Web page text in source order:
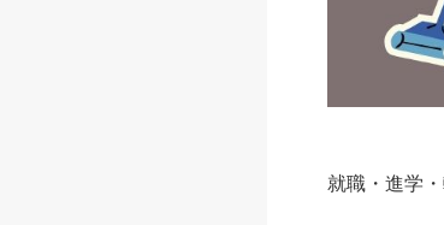
就職・進学